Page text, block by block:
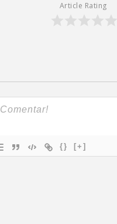
Article Rating
{} [+]